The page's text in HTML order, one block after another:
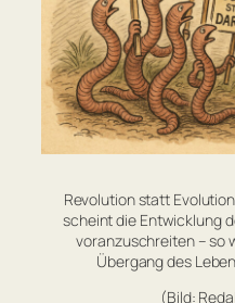
Revolution statt
scheint die Entwicklung
voranzuschreiten – so
Übergang des
(Bild: